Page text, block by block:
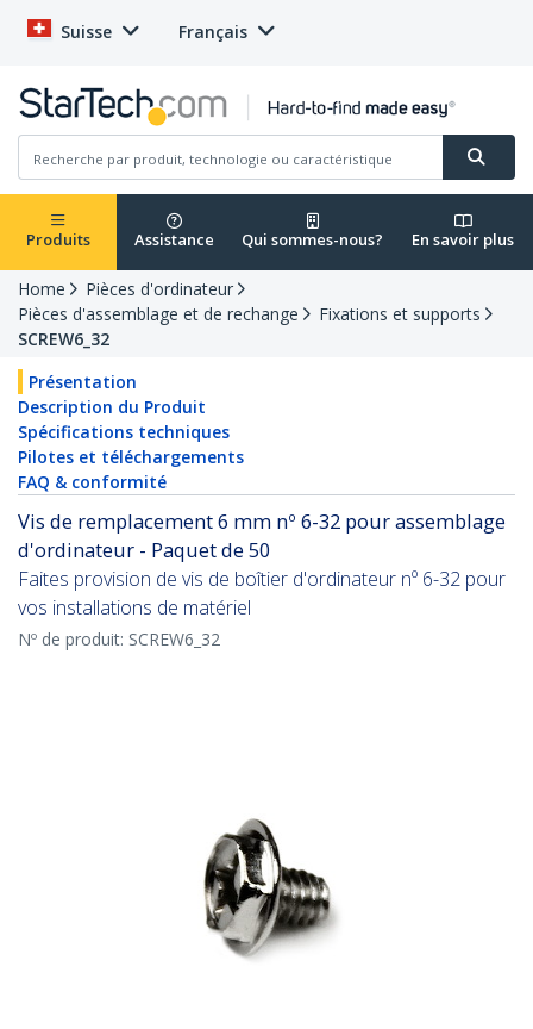
Suisse Français
Produits Assistance Qui sommes-nous? En savoir plus
Home
Pièces d'ordinateur
Pièces d'assemblage et de rechange
Fixations et supports
SCREW6_32
Présentation
Description du Produit
Spécifications techniques
Pilotes et téléchargements
FAQ & conformité
Vis de remplacement 6 mm nº 6-32 pour assemblage
d'ordinateur - Paquet de 50
Faites provision de vis de boîtier d'ordinateur nº 6-32 pour
vos installations de matériel
Nº de produit: SCREW6_32